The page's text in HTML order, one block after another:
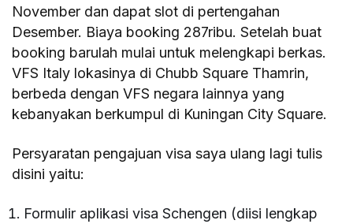
November dan dapat slot di pertengahan
Desember. Biaya booking 287ribu. Setelah buat
booking barulah mulai untuk melengkapi berkas.
VFS Italy lokasinya di Chubb Square Thamrin,
berbeda dengan VFS negara lainnya yang
kebanyakan berkumpul di Kuningan City Square.
Persyaratan pengajuan visa saya ulang lagi tulis
disini yaitu:
Formulir aplikasi visa Schengen (diisi lengkap